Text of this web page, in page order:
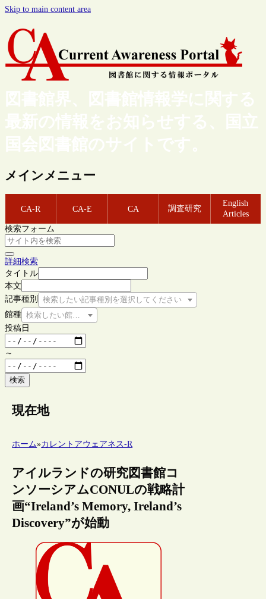
Skip to main content area
図書館界、図書館情報学に関する
最新の情報をお知らせする、国立
国会図書館のサイトです。
メインメニュー
CA-R CA-E CA 調査研究
English
Articles
検索フォーム
詳細検索
タイトル
本文
記事種別
検索したい記事種別を選択してください
館種 検索したい館種を選択してください
投稿日
～
検索
現在地
ホーム»カレントアウェアネス-R
アイルランドの研究図書館コ
ンソーシアムCONULの戦略計
画“Ireland’s Memory, Ireland’s
Discovery”が始動